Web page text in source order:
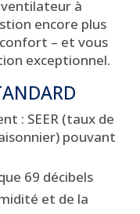
à
encore plus
– et vous
exceptionnel.
: SEER (taux de
pouvant
69 décibels
et de la